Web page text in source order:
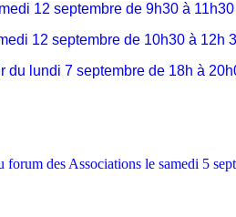
12 septembre de 9h30 à 11h30
12 septembre de 10h30 à 12h
du lundi 7 septembre de 18h à
des Associations le samedi 5